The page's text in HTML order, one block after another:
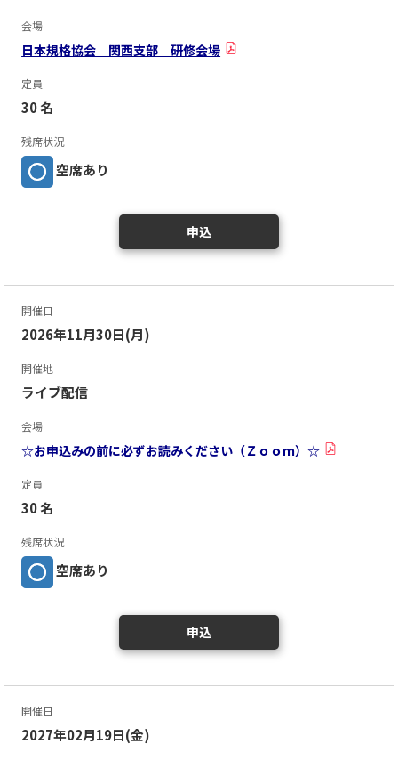
会場
日本規格協会 関西支部 研修会場
定員
30 名
残席状況
空席あり
申込
開催日
2026年11月30日(月)
開催地
ライブ配信
会場
☆お申込みの前に必ずお読みください（Ｚｏｏｍ）☆
定員
30 名
残席状況
空席あり
申込
開催日
2027年02月19日(金)